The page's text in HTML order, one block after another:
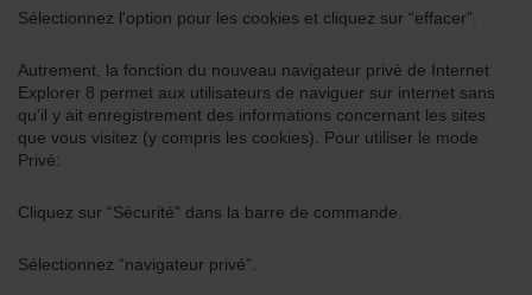
Sélectionnez l'option pour les cookies et cliquez sur “effacer”.
Autrement, la fonction du nouveau navigateur privé de Internet
Explorer 8 permet aux utilisateurs de naviguer sur internet sans
qu'il y ait enregistrement des informations concernant les sites
que vous visitez (y compris les cookies). Pour utiliser le mode
Privé:
Cliquez sur “Sécurité” dans la barre de commande.
Sélectionnez “navigateur privé”.